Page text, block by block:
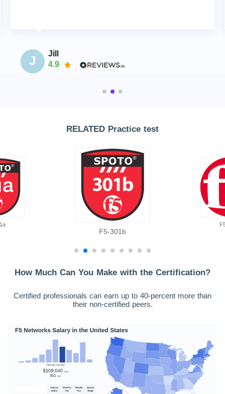
J
Jill
4.9
RELATED Practice test
F5-301b
How Much Can You Make with the Certification?
Certified professionals can earn up to 40-percent more than
their non-certified peers.